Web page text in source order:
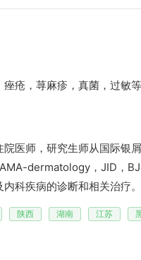
痤疮，荨麻疹，真菌，过敏
院医师，研究生师从国际银
dermatology，JID，
科疾病的诊断和相关治疗。
陕西 湖南 江苏